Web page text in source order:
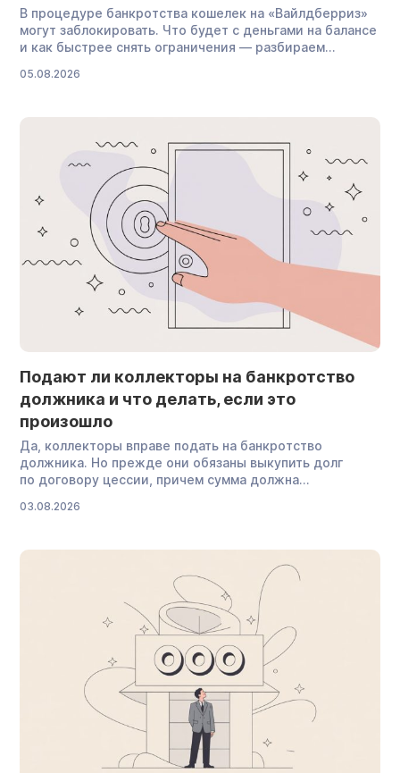
В процедуре банкротства кошелек на «Вайлдберриз»
могут заблокировать. Что будет с деньгами на балансе
и как быстрее снять ограничения — разбираем
закона о банкротстве Пользователи «Вайлдберриз»
на маркетплейсе. Но важно понимать: электронный
кабинете, а такой же […]
05.08.2026
Подают ли коллекторы на банкротство
должника и что делать, если это
произошло
Да, коллекторы вправе подать на банкротство
должника. Но прежде они обязаны выкупить долг
по договору цессии, причем сумма должна
Предварительное судебное решение требуется
у банка, коллекторы могут сразу писать заявление.
Мы разобрали, как работают права взыскателей при
банкротстве, почему угрозы обычно остаются пустым
звуком и как должнику защитить свое имущество.
Могут ли коллекторы […]
03.08.2026